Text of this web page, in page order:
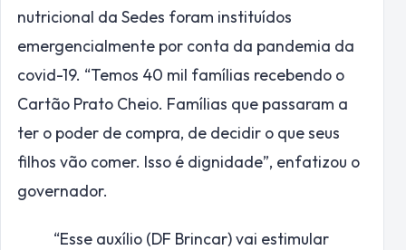
nutricional da Sedes foram instituídos
emergencialmente por conta da pandemia da
covid-19. “Temos 40 mil famílias recebendo o
Cartão Prato Cheio. Famílias que passaram a
ter o poder de compra, de decidir o que seus
filhos vão comer. Isso é dignidade”, enfatizou o
governador.
“Esse auxílio (DF Brincar) vai estimular